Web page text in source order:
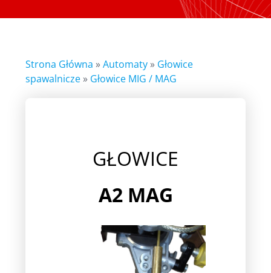
Strona Główna »Automaty » Głowice
spawalnicze» Głowice MIG / MAG
GŁOWICE
A2 MAG